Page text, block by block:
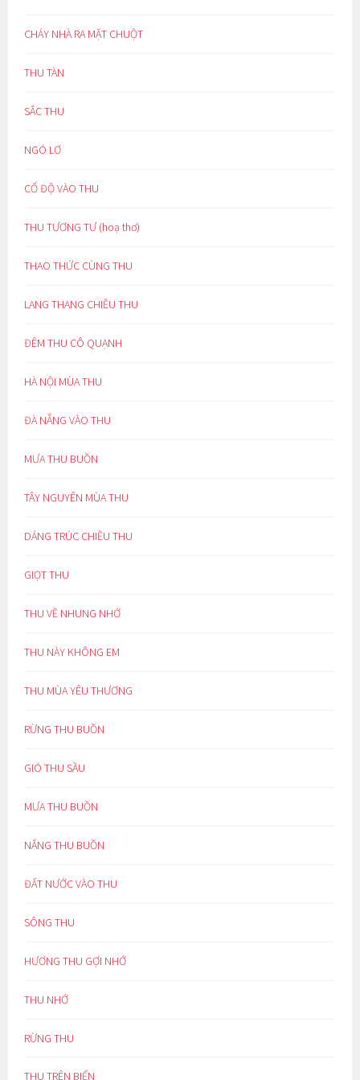
CHÁY NHÀ RA MẶT CHUỘT
THU TÀN
SẮC THU
NGÓ LƠ
CỔ ĐỘ VÀO THU
THU TƯƠNG TƯ (hoạ thơ)
THAO THỨC CÙNG THU
LANG THANG CHIỀU THU
ĐÊM THU CÔ QUẠNH
HÀ NỘI MÙA THU
ĐÀ NẴNG VÀO THU
MƯA THU BUỒN
TÂY NGUYÊN MÙA THU
DÁNG TRÚC CHIỀU THU
GIỌT THU
THU VỀ NHUNG NHỚ
THU NÀY KHÔNG EM
THU MÙA YÊU THƯƠNG
RỪNG THU BUỒN
GIÓ THU SẦU
MƯA THU BUỒN
NẮNG THU BUỒN
ĐẤT NƯỚC VÀO THU
SÔNG THU
HƯƠNG THU GỢI NHỚ
THU NHỚ
RỪNG THU
THU TRÊN BIỂN